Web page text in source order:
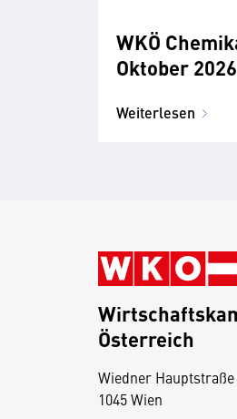
WKÖ
Oktober 2026
Weiterlesen
Österreich
Wiedner Hauptstraße
1045 Wien